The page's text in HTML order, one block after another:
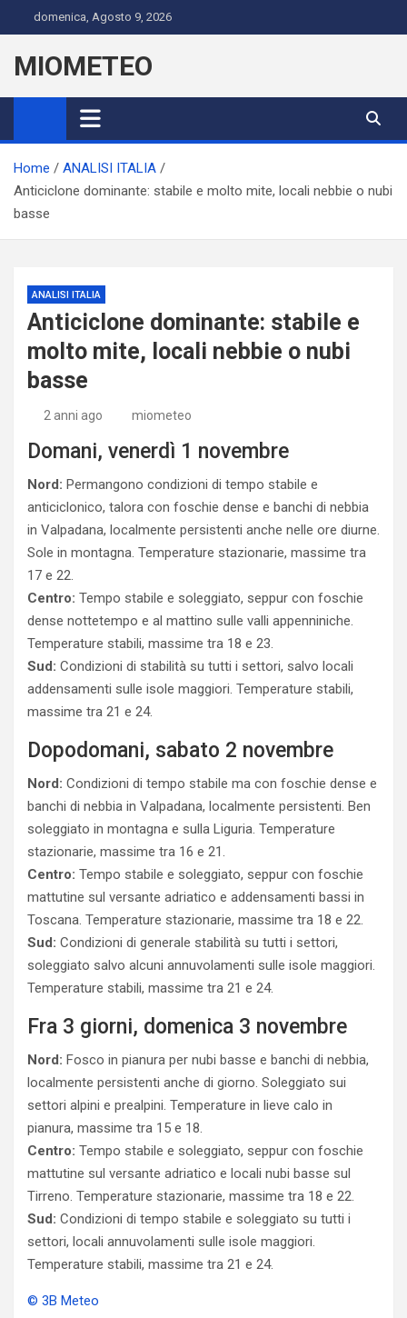
to
content
domenica, Agosto 9, 2026
MIOMETEO
Home
ANALISI ITALIA
Anticiclone dominante: stabile e molto mite, locali nebbie o nubi
basse
ANALISI ITALIA
Anticiclone dominante: stabile e
molto mite, locali nebbie o nubi
basse
2 anni ago miometeo
Domani, venerdì 1 novembre
Nord: Permangono condizioni di tempo stabile e
anticiclonico, talora con foschie dense e banchi di nebbia
in Valpadana, localmente persistenti anche nelle ore diurne.
Sole in montagna. Temperature stazionarie, massime tra
17 e 22.
Centro: Tempo stabile e soleggiato, seppur con foschie
dense nottetempo e al mattino sulle valli appenniniche.
Temperature stabili, massime tra 18 e 23.
Sud: Condizioni di stabilità su tutti i settori, salvo locali
addensamenti sulle isole maggiori. Temperature stabili,
massime tra 21 e 24.
Dopodomani, sabato 2 novembre
Nord: Condizioni di tempo stabile ma con foschie dense e
banchi di nebbia in Valpadana, localmente persistenti. Ben
soleggiato in montagna e sulla Liguria. Temperature
stazionarie, massime tra 16 e 21.
Centro: Tempo stabile e soleggiato, seppur con foschie
mattutine sul versante adriatico e addensamenti bassi in
Toscana. Temperature stazionarie, massime tra 18 e 22.
Sud: Condizioni di generale stabilità su tutti i settori,
soleggiato salvo alcuni annuvolamenti sulle isole maggiori.
Temperature stabili, massime tra 21 e 24.
Fra 3 giorni, domenica 3 novembre
Nord: Fosco in pianura per nubi basse e banchi di nebbia,
localmente persistenti anche di giorno. Soleggiato sui
settori alpini e prealpini. Temperature in lieve calo in
pianura, massime tra 15 e 18.
Centro: Tempo stabile e soleggiato, seppur con foschie
mattutine sul versante adriatico e locali nubi basse sul
Tirreno. Temperature stazionarie, massime tra 18 e 22.
Sud: Condizioni di tempo stabile e soleggiato su tutti i
settori, locali annuvolamenti sulle isole maggiori.
Temperature stabili, massime tra 21 e 24.
© 3B Meteo